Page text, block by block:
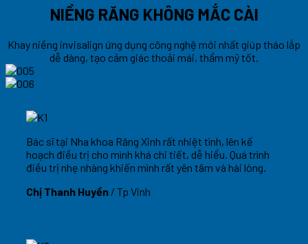
NIỀNG RĂNG KHÔNG MẮC CÀI
Khay niềng invisalign ứng dụng công nghệ mới nhất giúp tháo lắp
dễ dàng, tạo cảm giác thoải mái, thẩm mỹ tốt.
Bác sĩ tại Nha khoa Răng Xinh rất nhiệt tình, lên kế
hoạch điều trị cho mình khá chi tiết, dễ hiểu. Quá trình
điều trị nhẹ nhàng khiến mình rất yên tâm và hài lòng.
Chị Thanh Huyền / Tp Vinh